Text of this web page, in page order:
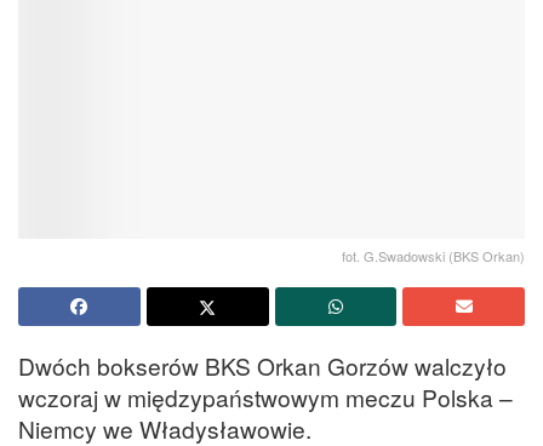
fot. G.Swadowski (BKS Orkan)
Dwóch bokserów BKS Orkan Gorzów walczyło
wczoraj w międzypaństwowym meczu Polska –
Niemcy we Władysławowie.